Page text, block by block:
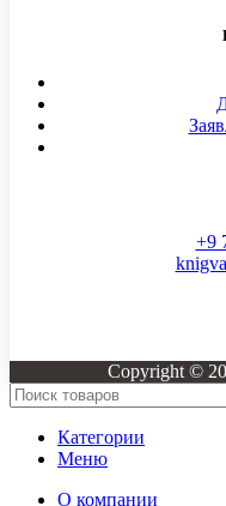
+9
Copyright ©
Категории
Меню
О компании